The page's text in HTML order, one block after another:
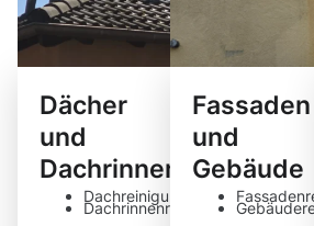
Dächer
und
Dachrinnen
Dachreinigung
Dachrinnenreinigung
Fassaden
und
Gebäude